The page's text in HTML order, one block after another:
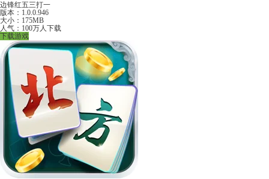
边锋红五三打一
版本：1.0.0.946
大小：175MB
人气：100万人下载
下载游戏